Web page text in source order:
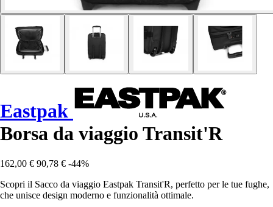
Eastpak
Borsa da viaggio Transit'R
162,00 € 90,78 € -44%
Scopri il Sacco da viaggio Eastpak Transit'R, perfetto per le tue fughe,
che unisce design moderno e funzionalità ottimale.